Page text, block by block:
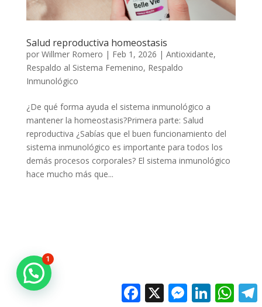
Salud reproductiva homeostasis
por Willmer Romero | Feb 1, 2026 | Antioxidante,
Respaldo al Sistema Femenino, Respaldo
Inmunológico
¿De qué forma ayuda el sistema inmunológico a
mantener la homeostasis?Primera parte: Salud
reproductiva ¿Sabías que el buen funcionamiento del
sistema inmunológico es importante para todos los
demás procesos corporales? El sistema inmunológico
hace mucho más que...
Facebook Messenger
LinkedIn
1